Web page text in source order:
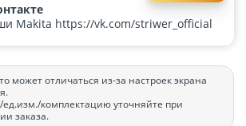
Makita https://vk.com/striwer_official
может отличаться из-за настроек экрана
комплектацию уточняйте при
заказа.